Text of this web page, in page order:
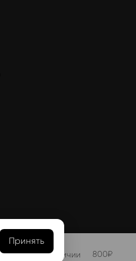
800₽
Нет в наличии
Принять